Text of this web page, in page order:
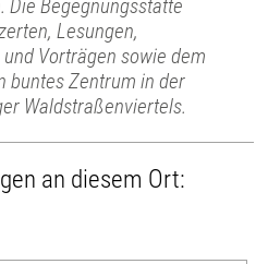
Die Begegnungsstätte
Lesungen,
Vorträgen sowie dem
buntes Zentrum in der
Waldstraßenviertels.
an diesem Ort: